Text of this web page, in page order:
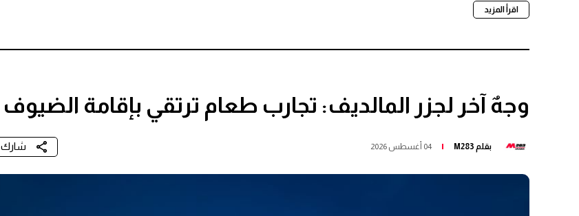
اقرأ المزيد
وجهٌ آخر لجزر المالديف: تجارب طعام ترتقي بإقامة الضيوف
بقلم M283 04 أغسطس 2026 شارك